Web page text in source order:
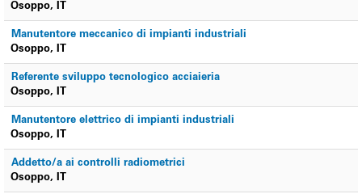
Osoppo, IT
Manutentore meccanico di impianti industriali
Osoppo, IT
Referente sviluppo tecnologico acciaieria
Osoppo, IT
Manutentore elettrico di impianti industriali
Osoppo, IT
Addetto/a ai controlli radiometrici
Osoppo, IT